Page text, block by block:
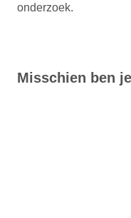
onderzoek.
Misschien ben